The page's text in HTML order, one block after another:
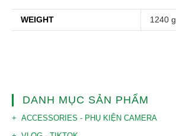
WEIGHT 1240 g
DANH MỤC SẢN PHẨM
ACCESSORIES - PHỤ KIỆN CAMERA